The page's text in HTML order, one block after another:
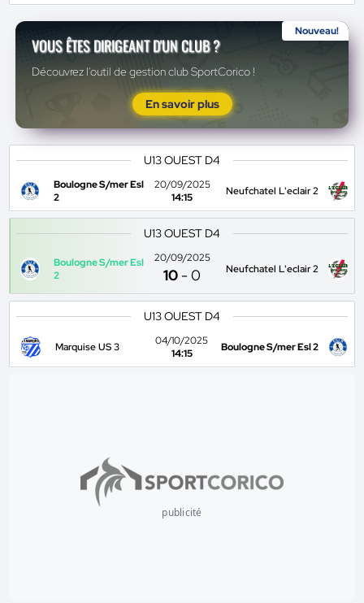
Nouveau!
VOUS ÊTES DIRIGEANT D'UN CLUB ?
Découvrez l'outil de gestion club SportCorico !
En savoir plus
U13 OUEST D4
Boulogne S/mer Esl
2
20/09/2025
14:15
Neufchatel L'eclair 2
U13 OUEST D4
Boulogne S/mer Esl
2
20/09/2025
10 -0 Neufchatel L'eclair 2
U13 OUEST D4
Marquise US 3
04/10/2025
14:15
Boulogne S/mer Esl 2
publicité